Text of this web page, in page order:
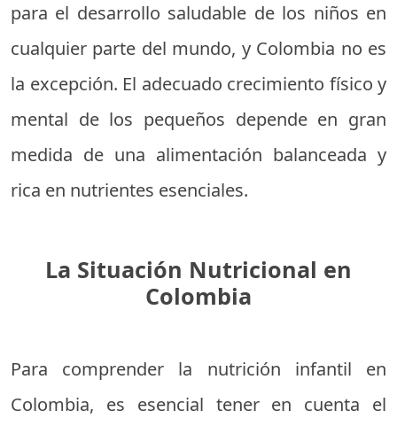
para el desarrollo saludable de los niños en
cualquier parte del mundo, y Colombia no es
la excepción. El adecuado crecimiento físico y
mental de los pequeños depende en gran
medida de una alimentación balanceada y
rica en nutrientes esenciales.
La Situación Nutricional en
Colombia
Para comprender la nutrición infantil en
Colombia, es esencial tener en cuenta el